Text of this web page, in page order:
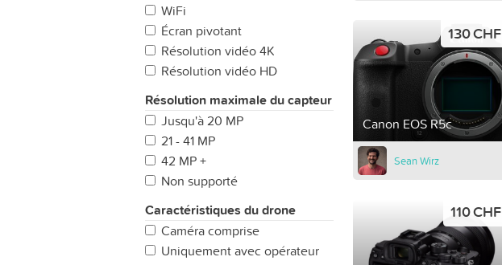
WiFi
Écran pivotant
Résolution vidéo 4K
Résolution vidéo HD
Résolution maximale du capteur
Jusqu'à 20 MP
21 - 41 MP
42 MP +
Non supporté
Caractéristiques du drone
Caméra comprise
Uniquement avec opérateur
Canon EOS R5c
130 CHF
Sean Wirz
110 CHF